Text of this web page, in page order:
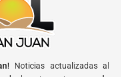
Noticias actualizadas al